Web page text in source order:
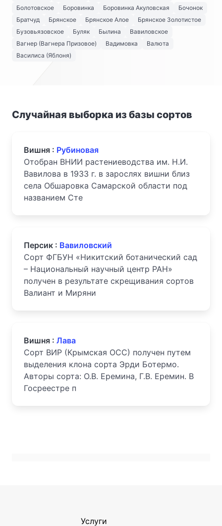
Болотовское
Боровинка Боровинка Акуловская
Бочонок
Братчуд
Брянское Брянское Алое
Брянское Золотистое
Бузовьязовское
Буляк Былина
Вавиловское
Вагнер (Вагнера Призовое)
Вадимовка
Валюта
Василиса (Яблоня)
Случайная выборка из базы сортов
Вишня : Рубиновая
Отобран ВНИИ растениеводства им. Н.И.
Вавилова в 1933 г. в зарослях вишни близ
села Обшаровка Самарской области под
названием Сте
Персик : Вавиловский
Сорт ФГБУН «Никитский ботанический сад
– Национальный научный центр РАН»
получен в результате скрещивания сортов
Валиант и Миряни
Вишня : Лава
Сорт ВИР (Крымская ОСС) получен путем
выделения клона сорта Эрди Ботермо.
Авторы сорта: О.В. Еремина, Г.В. Еремин. В
Госреестре п
Услуги